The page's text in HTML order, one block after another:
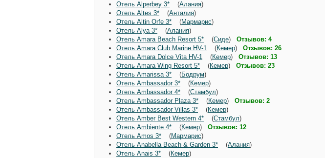
Отель Alperbey 3* (Алания)
Отель Altes 3* (Анталия)
Отель Altin Orfe 3* (Мармарис)
Отель Alya 3* (Алания)
Отель Amara Beach Resort 5* (Сиде) Отзывов: 4
Отель Amara Club Marine HV-1 (Кемер) Отзывов: 26
Отель Amara Dolce Vita HV-1 (Кемер) Отзывов: 13
Отель Amara Wing Resort 5* (Кемер) Отзывов: 23
Отель Amarissa 3* (Бодрум)
Отель Ambassador 3* (Кемер)
Отель Ambassador 4* (Стамбул)
Отель Ambassador Plaza 3* (Кемер) Отзывов: 2
Отель Ambassador Villas 3* (Кемер)
Отель Amber Best Western 4* (Стамбул)
Отель Ambiente 4* (Кемер) Отзывов: 12
Отель Amos 3* (Мармарис)
Отель Anabella Beach & Garden 3* (Алания)
Отель Anais 3* (Кемер)